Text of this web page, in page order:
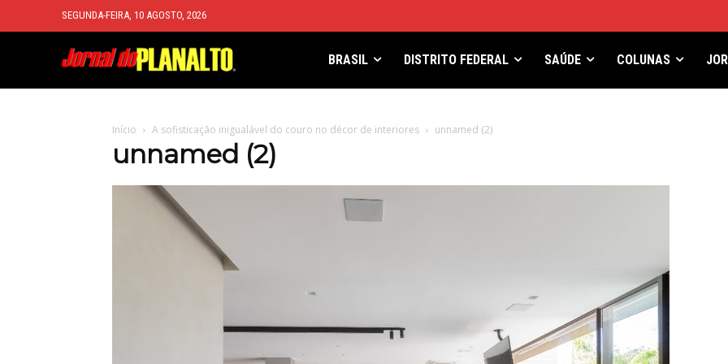
SEGUNDA-FEIRA, 10 AGOSTO, 2026
BRASIL DISTRITO FEDERAL SAÚDE COLUNAS
Início A sofisticação inigualável do couro no décor de interiores unnamed (2)
unnamed (2)